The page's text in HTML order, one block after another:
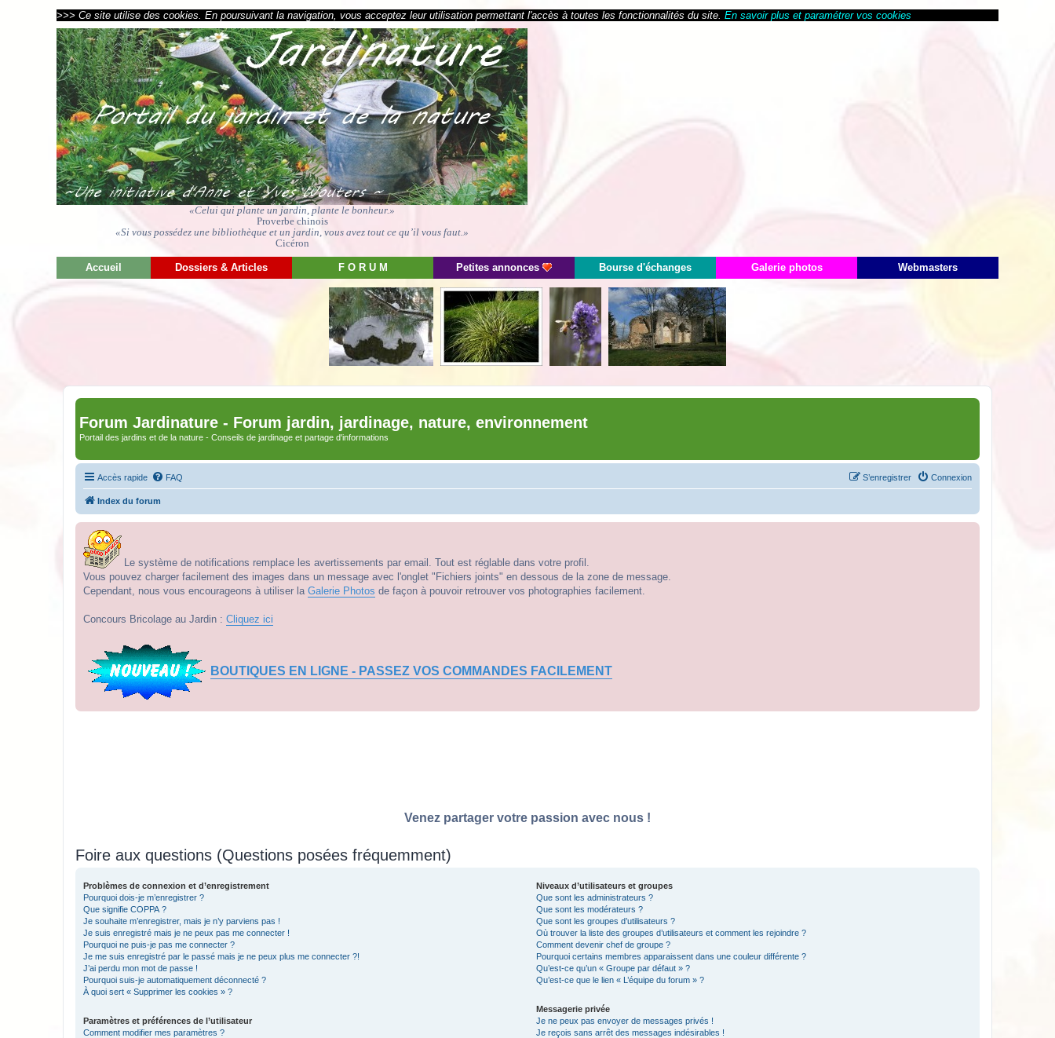
>>> Ce site utilise des cookies. En poursuivant la navigation, vous acceptez leur utilisation permettant l'accès à toutes les fonctionnalités du site. En savoir plus et paramétrer vos cookies
«Celui qui plante un jardin, plante le bonheur.»
Proverbe chinois
«Si vous possédez une bibliothèque et un jardin, vous avez tout ce qu’il vous faut.»
Cicéron
Accueil Dossiers & Articles F O R U M Petites annonces Bourse d'échanges Galerie photos Webmasters
Forum Jardinature - Forum jardin, jardinage, nature, environnement
Portail des jardins et de la nature - Conseils de jardinage et partage d'informations
Accès rapide FAQ Connexion
S’enregistrer
Index du forum
Le système de notifications remplace les avertissements par email. Tout est réglable dans votre profil.
Vous pouvez charger facilement des images dans un message avec l'onglet "Fichiers joints" en dessous de la zone de message.
Cependant, nous vous encourageons à utiliser la Galerie Photos de façon à pouvoir retrouver vos photographies facilement.
Concours Bricolage au Jardin : Cliquez ici
BOUTIQUES EN LIGNE - PASSEZ VOS COMMANDES FACILEMENT
Venez partager votre passion avec nous !
Foire aux questions (Questions posées fréquemment)
Problèmes de connexion et d’enregistrement
Pourquoi dois-je m’enregistrer ?
Que signifie COPPA ?
Je souhaite m’enregistrer, mais je n’y parviens pas !
Je suis enregistré mais je ne peux pas me connecter !
Pourquoi ne puis-je pas me connecter ?
Je me suis enregistré par le passé mais je ne peux plus me connecter ?!
J’ai perdu mon mot de passe !
Pourquoi suis-je automatiquement déconnecté ?
À quoi sert « Supprimer les cookies » ?
Paramètres et préférences de l’utilisateur
Comment modifier mes paramètres ?
Niveaux d’utilisateurs et groupes
Que sont les administrateurs ?
Que sont les modérateurs ?
Que sont les groupes d’utilisateurs ?
Où trouver la liste des groupes d’utilisateurs et comment les rejoindre ?
Comment devenir chef de groupe ?
Pourquoi certains membres apparaissent dans une couleur différente ?
Qu’est-ce qu’un « Groupe par défaut » ?
Qu’est-ce que le lien « L’équipe du forum » ?
Messagerie privée
Je ne peux pas envoyer de messages privés !
Je reçois sans arrêt des messages indésirables !